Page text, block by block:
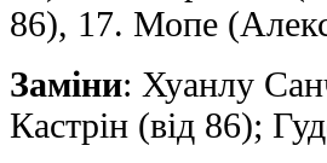
86), 17. Мопе
Заміни: Хуанлу
Кастрін (від 86);